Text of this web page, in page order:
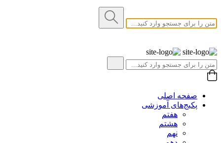
صفحه اصلی
پکیج‌های آموزشی
هفتم
هشتم
نهم